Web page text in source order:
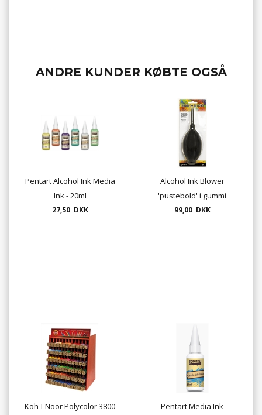
ANDRE KUNDER KØBTE OGSÅ
Pentart Alcohol Ink Media
Ink - 20ml
27,50 DKK
Alcohol Ink Blower
'pustebold' i gummi
(udgår - 1 stk tilbage)
99,00 DKK
Koh-I-Noor Polycolor 3800
Pentart Media Ink